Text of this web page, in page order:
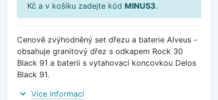
Kč a v košíku zadejte kód MINUS3.
Cenově zvýhodněný set dřezu a baterie Alveus -
obsahuje granitový dřez s odkapem Rock 30
Black 91 a baterii s vytahovací koncovkou Delos
Black 91.
expand_more Více informací